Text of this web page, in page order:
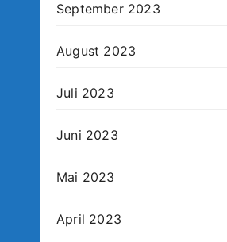
September 2023
August 2023
Juli 2023
Juni 2023
Mai 2023
April 2023